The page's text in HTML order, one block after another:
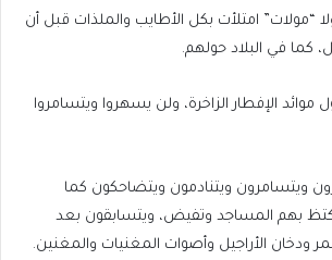
امتلأت بكل الأطايب والملذات قبل أن
كما في البلاد حولهم.
الإفطار الزاخرة، ولن يسهروا ويتسامروا
ويتسامرون ويتنادمون ويتضاحكون كما
بهم المساجد وتفيض، ويتسابقون بعد
ودخان الأراجيل وأصوات المغنيات والمغنين.